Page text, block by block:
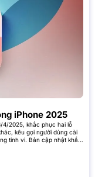
iPhone 2025
4/2025, khắc phục hai lỗ
kêu gọi người dùng cài
tinh vi. Bản cập nhật khẩn